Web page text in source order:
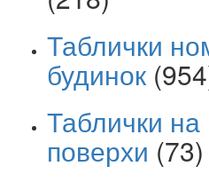
Таблички
будинок
Таблички на
поверхи (73)